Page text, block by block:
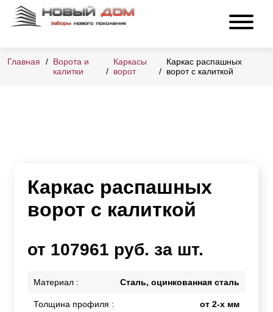
Главная
Ворота и
калитки
Каркасы
ворот
Каркас распашных
ворот с калиткой
Каркас распашных
ворот с калиткой
от 107961 руб. за шт.
Материал : Сталь, оцинкованная сталь
Толщина профиля : от 2-х мм